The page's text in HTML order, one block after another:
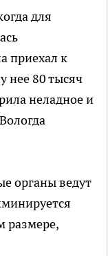
для
приехал к
нее 80 тысяч
неладное и
органы ведут
размере,